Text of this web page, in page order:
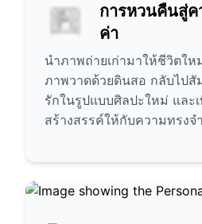
การหวนคืนสู่ค
ค่า
นำภาพถ่ายเก่ามาให้ชีวิตให
ภาพวาดด้วยดินสอ กลับไปสั
รักในรูปแบบศิลปะใหม่ และ
สร้างสรรค์ให้กับความทรง